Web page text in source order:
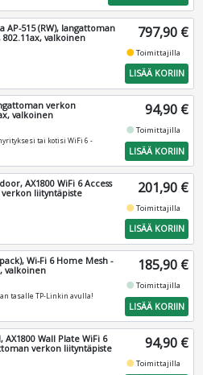
AP-515 (RW), langattoman
valkoinen
797,90 €
fiber_manual_recordToimittajilla
LISÄÄ KORIIN
verkon
valkoinen
tai kotisi WiFi 6 -
94,90 €
fiber_manual_recordToimittajilla
LISÄÄ KORIIN
AX1800 WiFi 6 Access
liityntäpiste
201,90 €
fiber_manual_recordToimittajilla
LISÄÄ KORIIN
Wi-Fi 6 Home Mesh -
valkoinen
tasalle TP-Linkin avulla!
185,90 €
fiber_manual_recordToimittajilla
LISÄÄ KORIIN
AX1800 Wall Plate WiFi 6
verkon liityntäpiste
94,90 €
fiber_manual_recordToimittajilla